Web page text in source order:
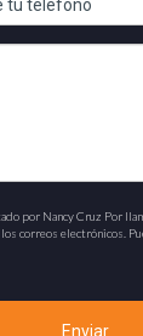
por Nancy Cruz Por
correos electrónicos.
Enviar